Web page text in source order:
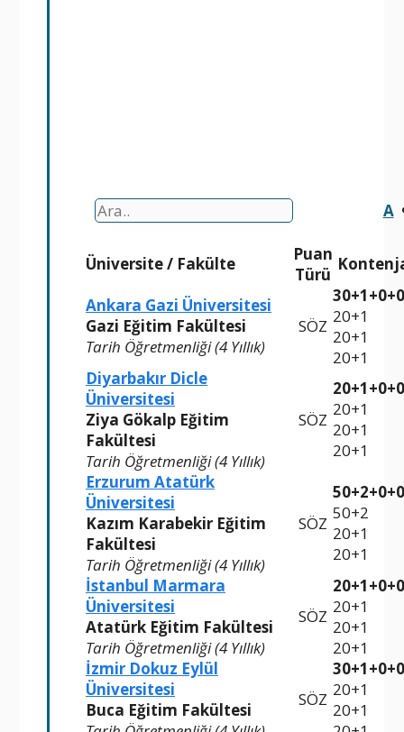
A
Üniversite/ Fakülte
Puan
Türü
Ankara Gazi Üniversitesi
Gazi Eğitim Fakültesi
Tarih Öğretmenliği (4 Yıllık)
SÖZ 20+1
20+1
20+1
Diyarbakır Dicle
Üniversitesi
Ziya Gökalp Eğitim
Fakültesi
Tarih Öğretmenliği (4 Yıllık)
SÖZ
20+1
20+1
20+1
Erzurum Atatürk
Üniversitesi
Kazım Karabekir Eğitim
Fakültesi
Tarih Öğretmenliği (4 Yıllık)
SÖZ
50+2
20+1
20+1
İstanbul Marmara
Üniversitesi
Atatürk Eğitim Fakültesi
Tarih Öğretmenliği (4 Yıllık)
SÖZ 20+1
20+1
20+1
İzmir Dokuz Eylül
Üniversitesi
Buca Eğitim Fakültesi
SÖZ 20+1
20+1